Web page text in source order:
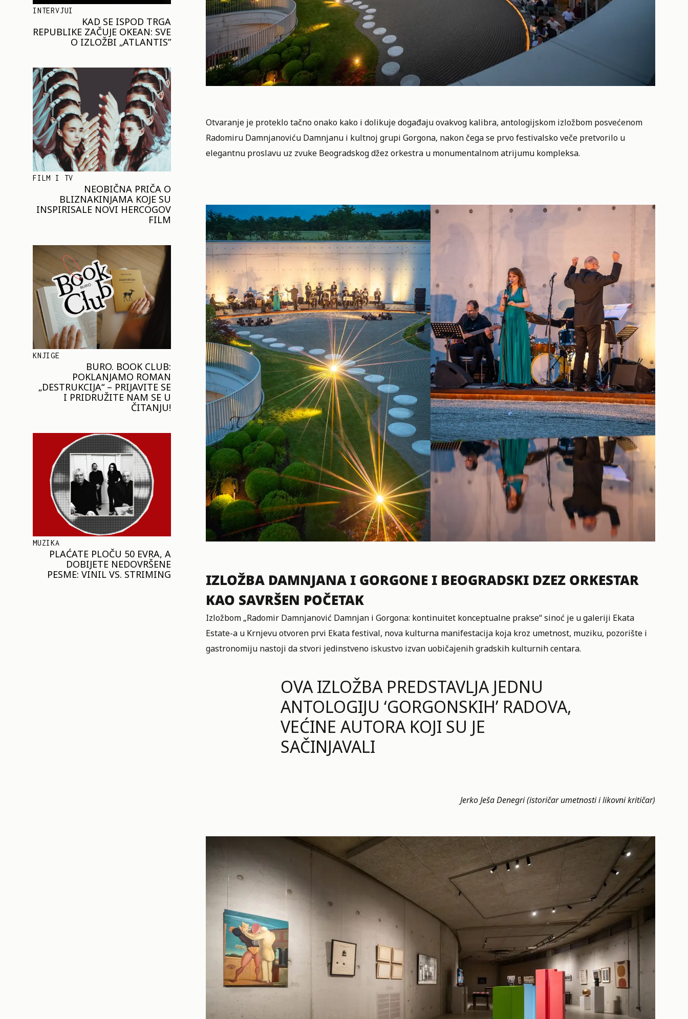
INTERVJUI
KAD SE ISPOD TRGA
REPUBLIKE ZAČUJE OKEAN: SVE
O IZLOŽBI „ATLANTIS”
FILM I TV
NEOBIČNA PRIČA O
BLIZNAKINJAMA KOJE SU
INSPIRISALE NOVI HERCOGOV
FILM
KNJIGE
BURO. BOOK CLUB:
POKLANJAMO ROMAN
„DESTRUKCIJA“ – PRIJAVITE SE
I PRIDRUŽITE NAM SE U
ČITANJU!
MUZIKA
PLAĆATE PLOČU 50 EVRA, A
DOBIJETE NEDOVRŠENE
PESME: VINIL VS. STRIMING
Otvaranje je proteklo tačno onako kako i dolikuje događaju ovakvog kalibra, antologijskom izložbom posvećenom
Radomiru Damnjanoviću Damnjanu i kultnoj grupi Gorgona, nakon čega se prvo festivalsko veče pretvorilo u
elegantnu proslavu uz zvuke Beogradskog džez orkestra u monumentalnom atrijumu kompleksa.
IZLOŽBA DAMNJANA I GORGONE I BEOGRADSKI DZEZ ORKESTAR
KAO SAVRŠEN POČETAK
Izložbom „Radomir Damnjanović Damnjan i Gorgona: kontinuitet konceptualne prakse“ sinoć je u galeriji Ekata
Estate-a u Krnjevu otvoren prvi Ekata festival, nova kulturna manifestacija koja kroz umetnost, muziku, pozorište i
gastronomiju nastoji da stvori jedinstveno iskustvo izvan uobičajenih gradskih kulturnih centara.
OVA IZLOŽBA PREDSTAVLJA JEDNU
ANTOLOGIJU ‘GORGONSKIH’ RADOVA,
VEĆINE AUTORA KOJI SU JE
SAČINJAVALI
Jerko Ješa Denegri (istoričar umetnosti i likovni kritičar)